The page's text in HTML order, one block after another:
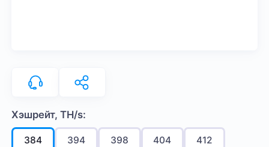
Хэшрейт, TH/s:
384 394 398 404 412